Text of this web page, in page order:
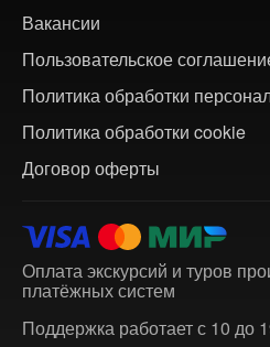
Вакансии
Пользовательское
Политика обработки
Политика обработки cookie
Договор оферты
Оплата экскурсий и туров
платёжных систем
Поддержка работает с 10 до